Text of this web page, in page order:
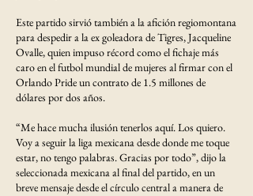
Este partido sirvió también a la afición regiomontana
para despedir a la ex goleadora de Tigres, Jacqueline
Ovalle, quien impuso récord como el fichaje más
caro en el futbol mundial de mujeres al firmar con el
Orlando Pride un contrato de 1.5 millones de
dólares por dos años.
“Me hace mucha ilusión tenerlos aquí. Los quiero.
Voy a seguir la liga mexicana desde donde me toque
estar, no tengo palabras. Gracias por todo”, dijo la
seleccionada mexicana al final del partido, en un
breve mensaje desde el círculo central a manera de